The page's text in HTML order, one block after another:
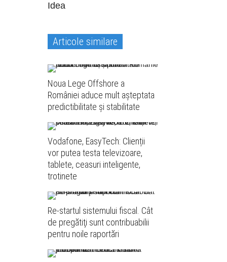
Idea
Articole similare
Noua Lege Offshore a
României aduce mult așteptata
predictibilitate și stabilitate
Vodafone, EasyTech: Clienții
vor putea testa televizoare,
tablete, ceasuri inteligente,
trotinete
Re-startul sistemului fiscal. Cât
de pregătiţi sunt contribuabilii
pentru noile raportări